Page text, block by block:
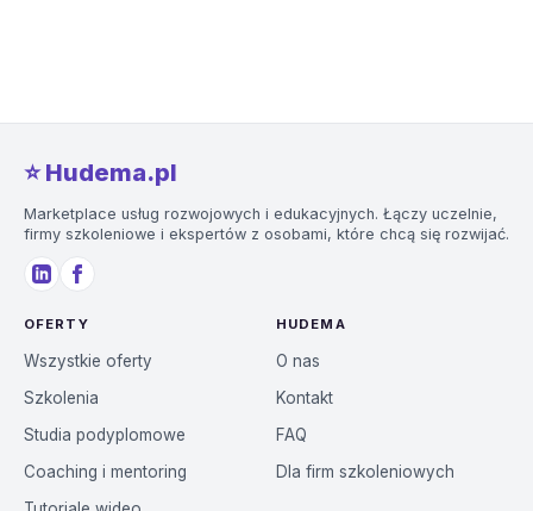
⭐️ Hudema.pl
Marketplace usług rozwojowych i edukacyjnych. Łączy uczelnie,
firmy szkoleniowe i ekspertów z osobami, które chcą się rozwijać.
OFERTY
Wszystkie oferty
Szkolenia
Studia podyplomowe
Coaching i mentoring
HUDEMA
O nas
Kontakt
FAQ
Dla firm szkoleniowych